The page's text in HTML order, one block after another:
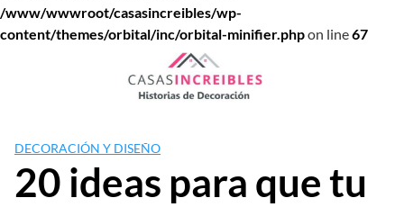
/www/wwwroot/casasincreibles/wp-
content/themes/orbital/inc/orbital-minifier.phpon line67
DECORACIÓN Y DISEÑO
20 ideas para que tu